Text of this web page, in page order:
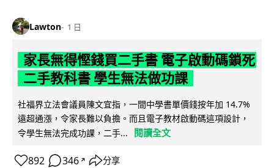
Lawton 1 日
家長無得慳錢買二手書 電子啟動碼鎖死
二手教科書 學生無法做功課
社福界立法會議員陳文宜指，一間中學書單價錢按年加 14.7%
遠超通漲，令家長難以負擔。而且電子教材啟動碼這項設計，
令學生無法完成功課，二手...
閱讀全文
892 346 ↗ 分享